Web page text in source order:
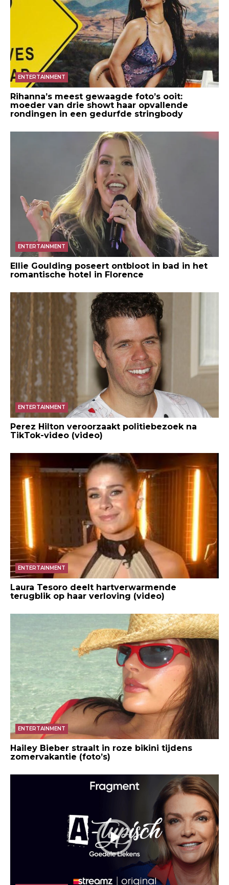
ENTERTAINMENT
Rihanna’s meest gewaagde foto’s ooit:
moeder van drie showt haar opvallende
rondingen in een gedurfde stringbody
ENTERTAINMENT
Ellie Goulding poseert ontbloot in bad in het
romantische hotel in Florence
ENTERTAINMENT
Perez Hilton veroorzaakt politiebezoek na
TikTok-video (video)
ENTERTAINMENT
Laura Tesoro deelt hartverwarmende
terugblik op haar verloving (video)
ENTERTAINMENT
Hailey Bieber straalt in roze bikini tijdens
zomervakantie (foto’s)